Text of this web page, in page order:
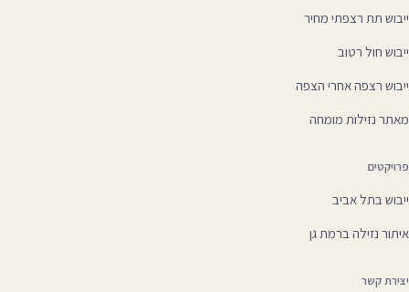
ייבוש תת רצפתי מחיר
ייבוש חול רטוב
ייבוש רצפה אחרי הצפה
מאתר נזילות מומחה
פרויקטים
ייבוש בתל אביב
איתור נזילה ברמת גן
יצירת קשר